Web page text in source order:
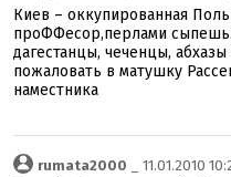
Киев – оккупированная
проФФесор,перлами
дагестанцы, чеченцы,
пожаловать в матушку
наместника
rumata2000 _ 11.01.2010